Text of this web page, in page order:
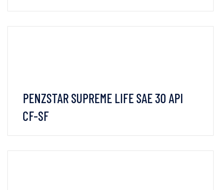
PENZSTAR SUPREME LIFE SAE 30 API
CF-SF